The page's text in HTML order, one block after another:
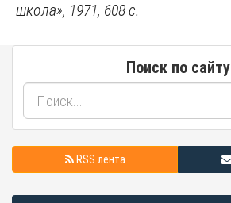
школа», 1971, 608 с.
Поиск по сайту
RSS лента